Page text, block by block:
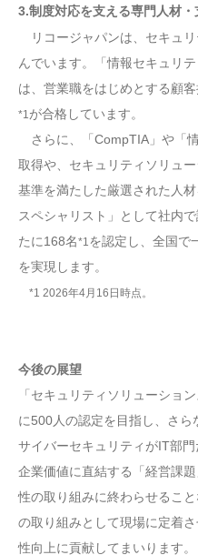
3.制度対応を支える専門人材
リコージャパンは、セキュ
んでいます。「情報セキュリ
は、営業職をはじめとする顧
*1が合格しています。
さらに、「CompTIA」や「
取得や、セキュリティソリュ
基準を満たした厳選された人
スペシャリスト」として社内
たに168名*1を認定し、全国で
を実現します。
*1 2026年4月16日時点。
今後の展望
「セキュリティソリューショ
に500人の認定を目指し、さら
サイバーセキュリティがIT部
企業価値に直結する「経営課
性の取り組みに終わらせるこ
の取り組みとして現場に定着
性向上に貢献してまいります。